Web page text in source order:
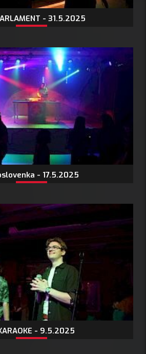
- 31.5.2025
- 17.5.2025
- 9.5.2025